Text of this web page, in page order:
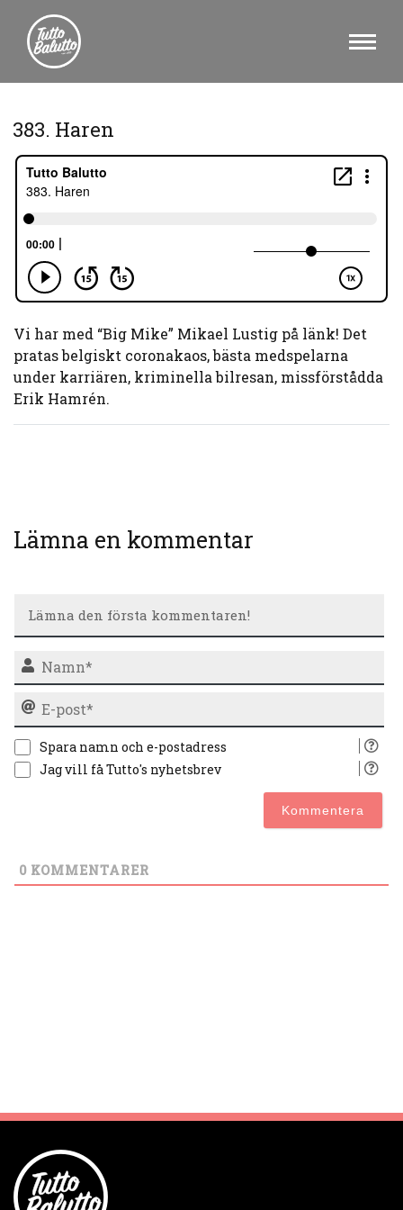
383. Haren
Vi har med “Big Mike” Mikael Lustig på länk! Det
pratas belgiskt coronakaos, bästa medspelarna
under karriären, kriminella bilresan, missförstådda
Erik Hamrén.
Lämna en kommentar
Spara namn och e-postadress
Jag vill få Tutto's nyhetsbrev
0 KOMMENTARER